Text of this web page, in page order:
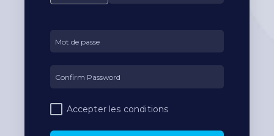
Accepter les conditions